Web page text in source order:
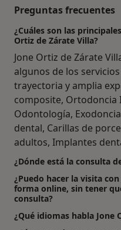
Preguntas frecuentes
¿Cuáles son las
Ortiz de Zárate Villa?
Jone Ortiz de Zárate
algunos de los
trayectoria y amplia
composite, Ortodoncia
Odontología,
dental, Carillas de
adultos, Implantes
¿Dónde está la consulta
¿Puedo hacer la visita
forma online, sin tener
consulta?
¿Qué idiomas habla Jone